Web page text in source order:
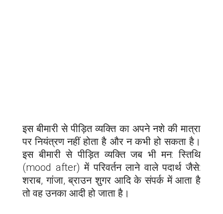
इस बीमारी से पीड़ित व्यक्ति का अपने नशे की मात्रा
पर नियंत्रण नहीं होता है और न कभी हो सकता है।
इस बीमारी से पीड़ित व्यक्ति जब भी मन: स्तिथि
(mood after) में परिवर्तन लाने वाले पदार्थ जैसे:
शराब, गांजा, ब्राउन शुगर आदि के संपर्क में आता है
तो वह उनका आदी हो जाता है।